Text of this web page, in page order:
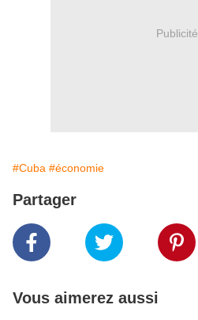
Publicité
#Cuba #économie
Partager
Vous aimerez aussi